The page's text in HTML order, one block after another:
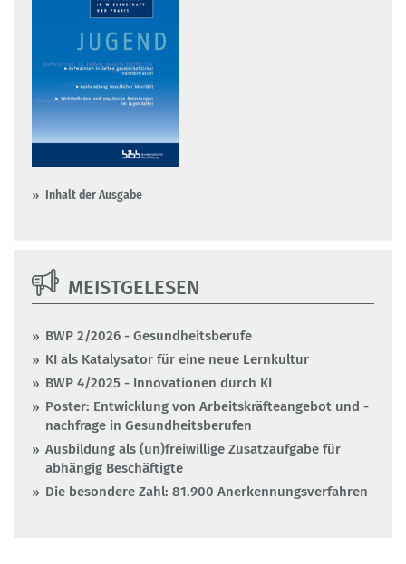
Inhalt der Ausgabe
MEISTGELESEN
BWP 2/2026 - Gesundheitsberufe
KI als Katalysator für eine neue Lernkultur
BWP 4/2025 - Innovationen durch KI
Poster: Entwicklung von Arbeitskräfteangebot und -
nachfrage in Gesundheitsberufen
Ausbildung als (un)freiwillige Zusatzaufgabe für
abhängig Beschäftigte
Die besondere Zahl: 81.900 Anerkennungsverfahren